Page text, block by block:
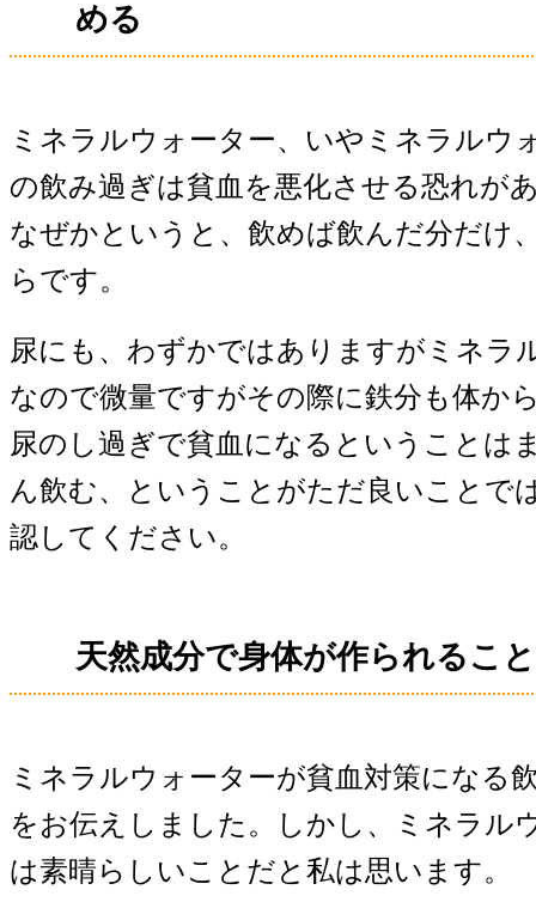
める
ミネラルウォーター、いやミネラルウ
の飲み過ぎは貧血を悪化させる恐れが
なぜかというと、飲めば飲んだ分だけ
らです。
尿にも、わずかではありますがミネラ
なので微量ですがその際に鉄分も体か
尿のし過ぎで貧血になるということは
ん飲む、ということがただ良いことで
認してください。
天然成分で身体が作られるこ
ミネラルウォーターが貧血対策になる
をお伝えしました。しかし、ミネラル
は素晴らしいことだと私は思います。